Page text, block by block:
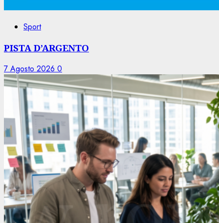
Sport
PISTA D’ARGENTO
7 Agosto 2026 0